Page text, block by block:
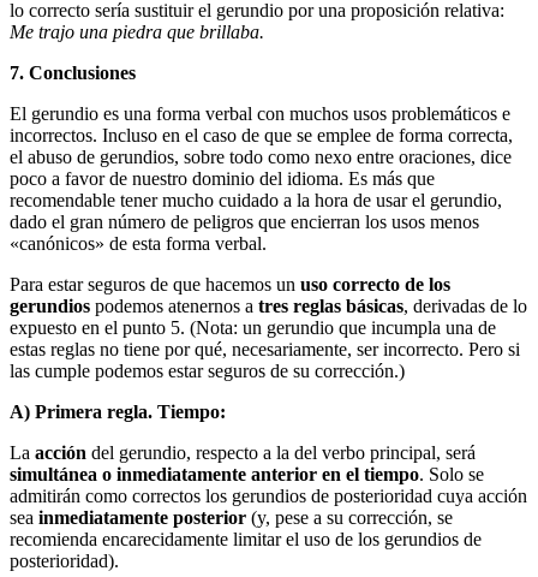
lo correc­to sería sustituir el gerundio por una proposición relativa:
Me trajo una piedra que brillaba.
7. Conclusiones
El gerundio es una forma verbal con muchos usos problemáticos e
incorrectos. Incluso en el caso de que se emplee de forma correcta,
el abuso de gerundios, sobre todo como nexo entre oracio­nes, dice
poco a favor de nuestro dominio del idioma. Es más que
recomendable tener mucho cuidado a la hora de usar el gerundio,
dado el gran número de peligros que encierran los usos menos
«canóni­cos» de esta forma verbal.
Para estar seguros de que hacemos un uso correcto de los
gerundios podemos atenernos a tres reglas básicas, derivadas de lo
expuesto en el punto 5. (Nota: un gerundio que incumpla una de
estas reglas no tiene por qué, necesariamente, ser incorrecto. Pero si
las cumple podemos estar seguros de su corrección.)
A) Primera regla. Tiempo:
La acción del gerundio, respecto a la del verbo principal, será
simultánea o inmediatamente an­terior en el tiempo. Solo se
admitirán como correctos los gerundios de posterioridad cuya acción
sea inmediatamente posterior (y, pese a su corrección, se
recomienda encarecidamente limitar el uso de los gerundios de
posterioridad).